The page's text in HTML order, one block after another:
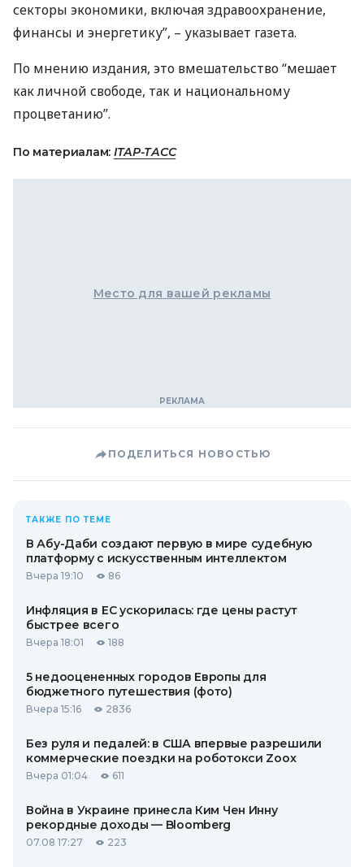
секторы экономики, включая здравоохранение,
финансы и энергетику”, – указывает газета.
По мнению издания, это вмешательство “мешает
как личной свободе, так и национальному
процветанию”.
По материалам: ІТАР-ТАСС
Место для вашей рекламы
ПОДЕЛИТЬСЯ НОВОСТЬЮ
ТАКЖЕ ПО ТЕМЕ
В Абу-Даби создают первую в мире судебную
платформу с искусственным интеллектом
Вчера 19:10 86
Инфляция в ЕС ускорилась: где цены растут
быстрее всего
Вчера 18:01 188
5 недооцененных городов Европы для
бюджетного путешествия (фото)
Вчера 15:16 2836
Без руля и педалей: в США впервые разрешили
коммерческие поездки на роботокси Zoox
Вчера 01:04 611
Война в Украине принесла Ким Чен Инну
рекордные доходы — Bloomberg
07.08 17:27 223